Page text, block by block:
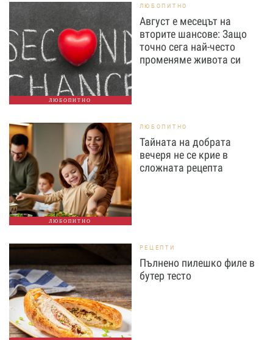
ЛЮБОПИТНО
ЛЮБОПИТНО
Август е месецът на
вторите шансове: Защо
точно сега най-често
променяме живота си
ЛЮБОПИТНО
ЛЮБОПИТНО
Тайната на добрата
вечеря не се крие в
сложната рецепта
РЕЦЕПТИ
Пълнено пилешко филе в
бутер тесто